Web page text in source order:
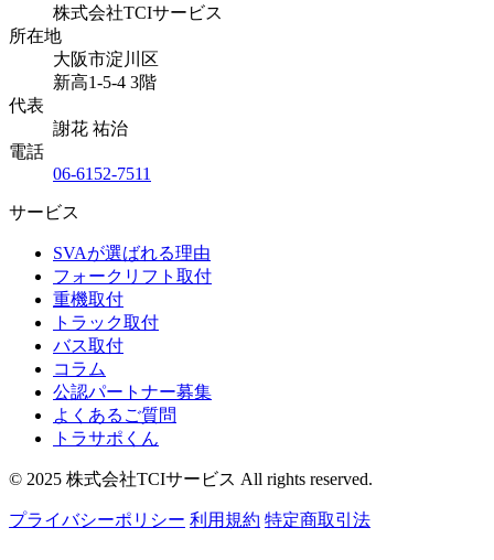
株式会社TCIサービス
所在地
大阪市淀川区
新高1-5-4 3階
代表
謝花 祐治
電話
06-6152-7511
サービス
SVAが選ばれる理由
フォークリフト取付
重機取付
トラック取付
バス取付
コラム
公認パートナー募集
よくあるご質問
トラサポくん
© 2025 株式会社TCIサービス All rights reserved.
プライバシーポリシー 利用規約 特定商取引法